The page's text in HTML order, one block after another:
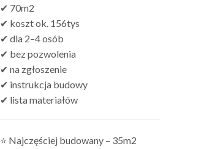
✔ 70m2
✔ koszt ok. 156tys
✔ dla 2–4 osób
✔ bez pozwolenia
✔ na zgłoszenie
✔ instrukcja budowy
✔ lista materiałów
⭐ Najczęściej budowany – 35m2